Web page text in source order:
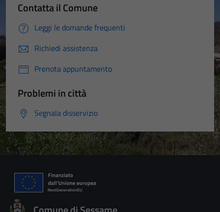
Contatta il Comune
Leggi le domande frequenti
Richiedi assistenza
Prenota appuntamento
Problemi in città
Segnala disservizio